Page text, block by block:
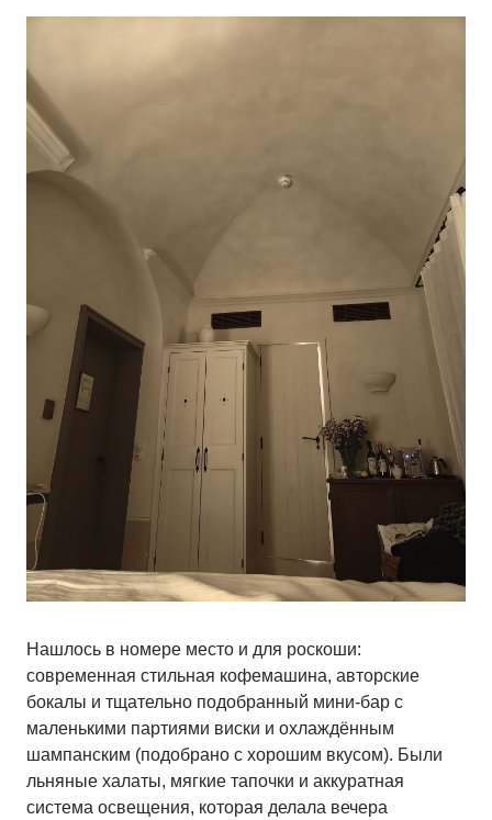
Нашлось в номере место и для роскоши:
современная стильная кофемашина, авторские
бокалы и тщательно подобранный мини-бар с
маленькими партиями виски и охлаждённым
шампанским (подобрано с хорошим вкусом). Были
льняные халаты, мягкие тапочки и аккуратная
система освещения, которая делала вечера